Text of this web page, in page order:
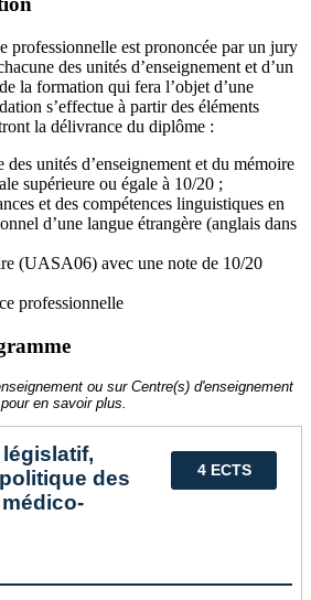
professionnelle est prononcée par un jury
des unités d’enseignement et d’un
la formation qui fera l’objet d’une
s’effectue à partir des éléments
la délivrance du diplôme :
unités d’enseignement et du mémoire
supérieure ou égale à 10/20 ;
et des compétences linguistiques en
d’une langue étrangère (anglais dans
(UASA06) avec une note de 10/20
professionnelle
ou sur Centre(s) d'enseignement
pour en savoir plus.
4 ECTS
des